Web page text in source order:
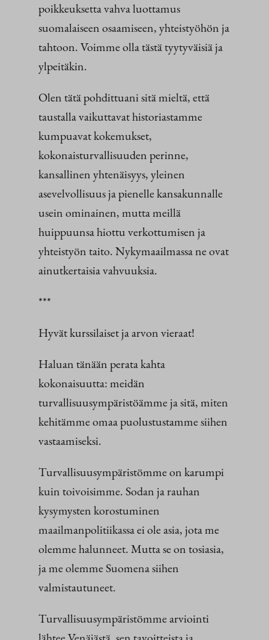
poikkeuksetta vahva luottamus
suomalaiseen osaamiseen, yhteistyöhön ja
tahtoon. Voimme olla tästä tyytyväisiä ja
ylpeitäkin.
Olen tätä pohdittuani sitä mieltä, että
taustalla vaikuttavat historiastamme
kumpuavat kokemukset,
kokonaisturvallisuuden perinne,
kansallinen yhtenäisyys, yleinen
asevelvollisuus ja pienelle kansakunnalle
usein ominainen, mutta meillä
huippuunsa hiottu verkottumisen ja
yhteistyön taito. Nykymaailmassa ne ovat
ainutkertaisia vahvuuksia.
***
Hyvät kurssilaiset ja arvon vieraat!
Haluan tänään perata kahta
kokonaisuutta: meidän
turvallisuusympäristöämme ja sitä, miten
kehitämme omaa puolustustamme siihen
vastaamiseksi.
Turvallisuusympäristömme on karumpi
kuin toivoisimme. Sodan ja rauhan
kysymysten korostuminen
maailmanpolitiikassa ei ole asia, jota me
olemme halunneet. Mutta se on tosiasia,
ja me olemme Suomena siihen
valmistautuneet.
Turvallisuusympäristömme arviointi